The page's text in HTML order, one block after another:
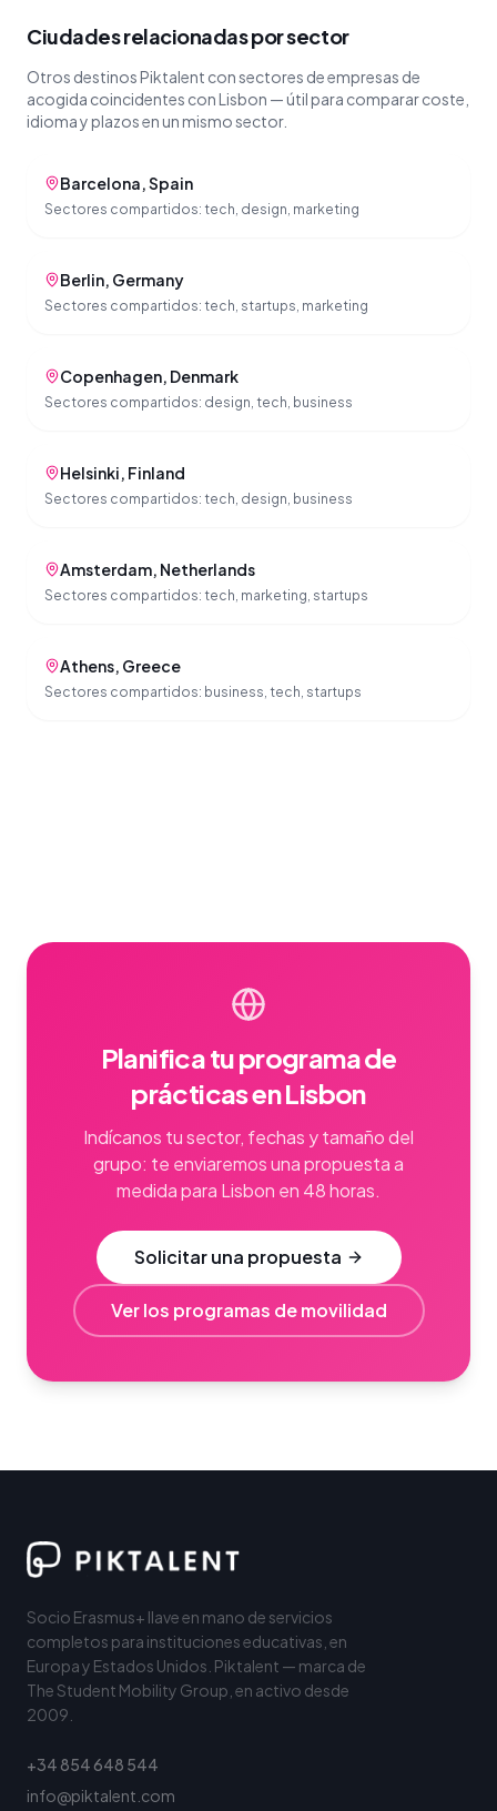
Ciudades relacionadas por sector
Otros destinos Piktalent con sectores de empresas de
acogida coincidentes con Lisbon — útil para comparar coste,
idioma y plazos en un mismo sector.
Barcelona,Spain
Sectores compartidos: tech, design, marketing
Berlin, Germany
Sectores compartidos: tech, startups, marketing
Copenhagen, Denmark
Sectores compartidos: design, tech, business
Helsinki, Finland
Sectores compartidos: tech, design, business
Amsterdam, Netherlands
Sectores compartidos: tech, marketing, startups
Athens, Greece
Sectores compartidos: business, tech, startups
Planifica tu programa de
prácticas en Lisbon
Indícanos tu sector, fechas y tamaño del
grupo: te enviaremos una propuesta a
medida para Lisbon en 48 horas.
Solicitar una propuesta
Ver los programas de movilidad
Socio Erasmus+ llave en mano de servicios
completos para instituciones educativas, en
Europa y Estados Unidos. Piktalent — marca de
The Student Mobility Group, en activo desde
2009.
+34 854 648 544
info@piktalent.com